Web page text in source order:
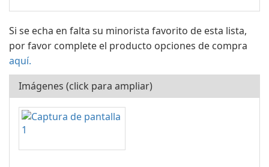
Si se echa en falta su minorista favorito de esta lista,
por favor complete el producto opciones de compra
aquí.
Imágenes (click para ampliar)